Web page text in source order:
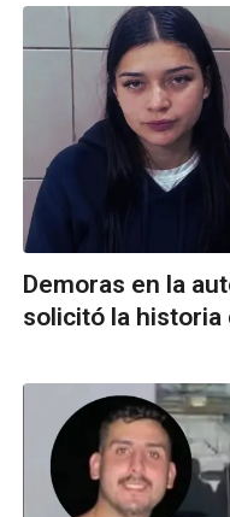
Demoras en la
solicitó la historia